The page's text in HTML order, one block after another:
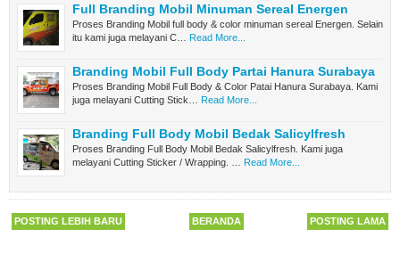
Full Branding Mobil Minuman Sereal Energen
Proses Branding Mobil full body & color minuman sereal Energen. Selain
itu kami juga melayani C…
Read More...
Branding Mobil Full Body Partai Hanura Surabaya
Proses Branding Mobil Full Body & Color Patai Hanura Surabaya. Kami
juga melayani Cutting Stick…
Read More...
Branding Full Body Mobil Bedak Salicylfresh
Proses Branding Full Body Mobil Bedak Salicylfresh. Kami juga
melayani Cutting Sticker / Wrapping. …
Read More...
POSTING LEBIH BARU POSTING LAMA
BERANDA